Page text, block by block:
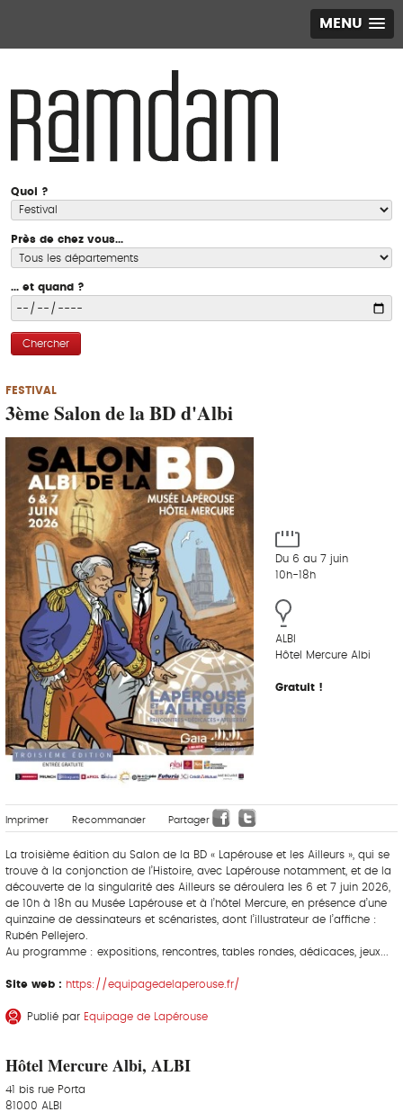
MENU
Quoi ?
Près de chez vous...
... et quand ?
Chercher
FESTIVAL
3ème Salon de la BD d'Albi
Du 6 au 7 juin
10h-18h
ALBI
Hôtel Mercure Albi
Gratuit !
Imprimer Recommander Partager
La troisième édition du Salon de la BD « Lapérouse et les Ailleurs », qui se
trouve à la conjonction de l’Histoire, avec Lapérouse notamment, et de la
découverte de la singularité des Ailleurs se déroulera les 6 et 7 juin 2026,
de 10h à 18h au Musée Lapérouse et à l’hôtel Mercure, en présence d’une
quinzaine de dessinateurs et scénaristes, dont l’illustrateur de l’affiche :
Rubén Pellejero.
Au programme : expositions, rencontres, tables rondes, dédicaces, jeux...
Site web : https://equipagedelaperouse.fr/
Publié par Equipage de Lapérouse
Hôtel Mercure Albi, ALBI
41 bis rue Porta
81000 ALBI